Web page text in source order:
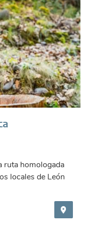
ruta homologada
locales de León